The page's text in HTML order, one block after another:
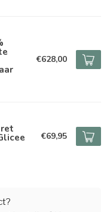
€628,00
€69,95